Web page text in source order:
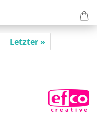
Letzter »